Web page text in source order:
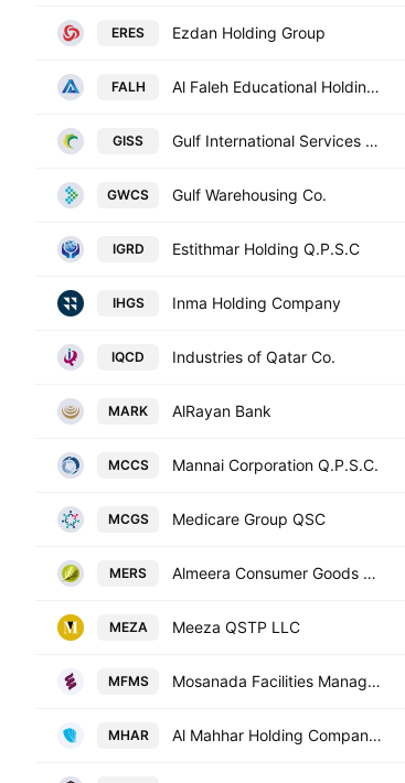
ERES Ezdan Holding Group
FALH Al Faleh Educational Holding Co.
GISS Gulf International Services QSC
GWCS Gulf Warehousing Co.
IGRD Estithmar Holding Q.P.S.C
IHGS Inma Holding Company
IQCD Industries of Qatar Co.
MARK AlRayan Bank
MCCS Mannai Corporation Q.P.S.C.
MCGS Medicare Group QSC
MERS Almeera Consumer Goods Co. QSC
MEZA Meeza QSTP LLC
MFMS Mosanada Facilities Management Services Q.P.S.C.
MHAR Al Mahhar Holding Company QPSC